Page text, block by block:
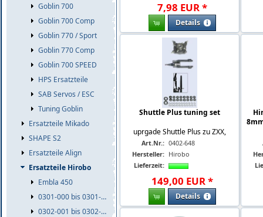
Goblin 700
Goblin 700 Comp
Goblin 770 / Sport
Goblin 770 Comp
Goblin 700 SPEED
HPS Ersatzteile
SAB Servos / ESC
Tuning Goblin
Ersatzteile Mikado
SHAPE S2
Ersatzteile Align
Ersatzteile Hirobo
Embla 450
0301-000 bis 0301-999
0302-001 bis 0302-999
7,98 EUR*
Details
Shuttle Plus tuning set
uprgade Shuttle Plus zu ZXX,
Art.Nr.: 0402-648
Hersteller: Hirobo
Lieferzeit:
149,00 EUR*
Details